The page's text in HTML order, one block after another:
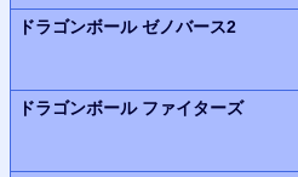
ドラゴンボールゼノバース2
ドラゴンボール ファイターズ